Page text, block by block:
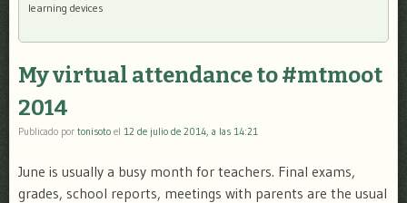
learning devices
My virtual attendance to #mtmoot
2014
Publicado por tonisoto el 12 de julio de 2014, a las 14:21
June is usually a busy month for teachers. Final exams,
grades, school reports, meetings with parents are the usual